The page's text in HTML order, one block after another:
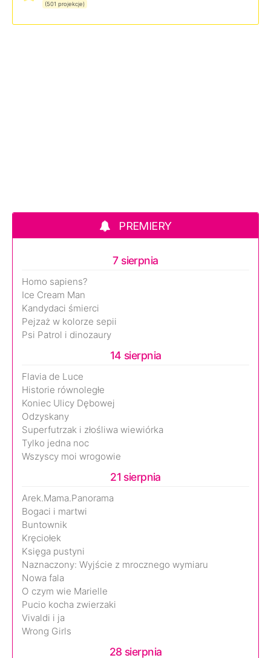
(501 projekcje)
PREMIERY
7 sierpnia
Homo sapiens?
Ice Cream Man
Kandydaci śmierci
Pejzaż w kolorze sepii
Psi Patrol i dinozaury
14 sierpnia
Flavia de Luce
Historie równoległe
Koniec Ulicy Dębowej
Odzyskany
Superfutrzak i złośliwa wiewiórka
Tylko jedna noc
Wszyscy moi wrogowie
21 sierpnia
Arek.Mama.Panorama
Bogaci i martwi
Buntownik
Kręciołek
Księga pustyni
Naznaczony: Wyjście z mrocznego wymiaru
Nowa fala
O czym wie Marielle
Pucio kocha zwierzaki
Vivaldi i ja
Wrong Girls
28 sierpnia